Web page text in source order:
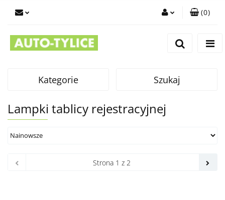
(0)
Kategorie Szukaj
Lampki tablicy rejestracyjnej